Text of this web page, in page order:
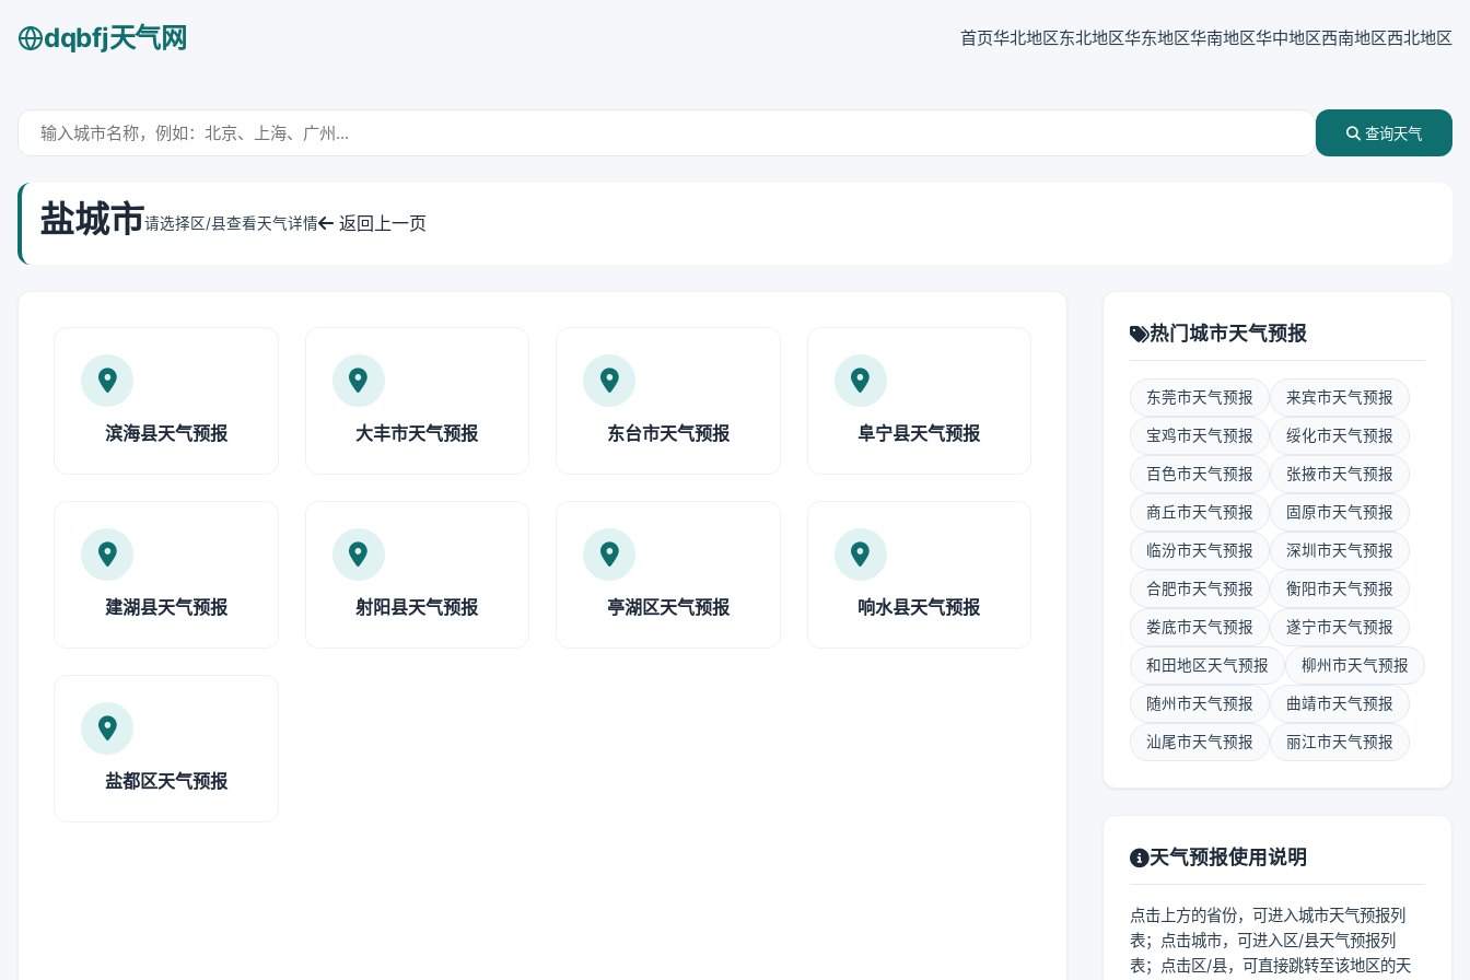
dqbfj天气网 首页华北地区东北地区华东地区华南地区华中地区西南地区西北地区
查询天气
盐城市请选择区/县查看天气详情 返回上一页
滨海县天气预报 大丰市天气预报 东台市天气预报 阜宁县天气预报
建湖县天气预报 射阳县天气预报 亭湖区天气预报 响水县天气预报
盐都区天气预报
热门城市天气预报
东莞市天气预报 来宾市天气预报
宝鸡市天气预报 绥化市天气预报
百色市天气预报 张掖市天气预报
商丘市天气预报 固原市天气预报
临汾市天气预报 深圳市天气预报
合肥市天气预报 衡阳市天气预报
娄底市天气预报 遂宁市天气预报
和田地区天气预报 柳州市天气预报
随州市天气预报 曲靖市天气预报
汕尾市天气预报 丽江市天气预报
天气预报使用说明
点击上方的省份，可进入城市天气预报列
表；点击城市，可进入区/县天气预报列
表；点击区/县，可直接跳转至该地区的天